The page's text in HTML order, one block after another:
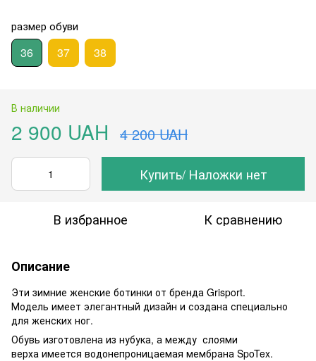
размер обуви
36 37 38
В наличии
2 900 UAH 4 200 UAH
Купить/ Наложки нет
В избранное К сравнению
Описание
Эти зимние женские ботинки от бренда Grisport.
Модель имеет элегантный дизайн и создана специально
для женских ног.
Обувь изготовлена ​​из нубука, а между слоями
верха имеется водонепроницаемая мембрана SpoTex.